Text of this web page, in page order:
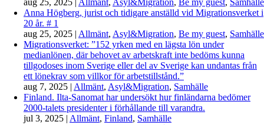
aug 25, 2025 | Allmänt, Asyl&Migration, Be my guest, Samhälle
Anna Högberg, jurist och tidigare anställd vid Migrationsverket i
20 år. # 1
aug 25, 2025 | Allmänt, Asyl&Migration, Be my guest, Samhälle
Migrationsverket: ”152 yrken med en lägsta lön under
medianlönen, där behovet av arbetskraft inte bedöms kunna
tillgodoses inom Sverige eller del av Sverige kan undantas från
ett lönekrav som villkor för arbetstillstånd.”
aug 7, 2025 | Allmänt, Asyl&Migration, Samhälle
Finland. Ilta-Sanomat har undersökt hur finländarna bedömer
2000-talets presidenter i förhållande till varandra.
jul 3, 2025 | Allmänt, Finland, Samhälle